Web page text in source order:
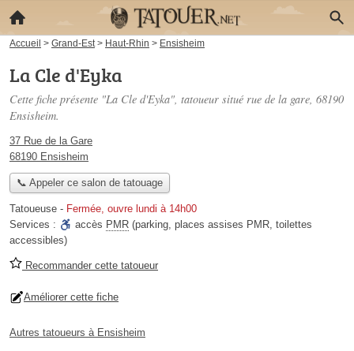
Accueil > Grand-Est > Haut-Rhin > Ensisheim
La Cle d'Eyka
Cette fiche présente "La Cle d'Eyka", tatoueur situé rue de la gare, 68190
Ensisheim.
37 Rue de la Gare
68190 Ensisheim
📞 Appeler ce salon de tatouage
Tatoueuse - Fermée, ouvre lundi à 14h00
Services :
accès PMR (parking, places assises PMR, toilettes
accessibles)
Recommander cette tatoueur
Améliorer cette fiche
Autres tatoueurs à Ensisheim